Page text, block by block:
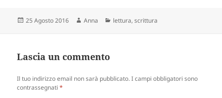
Scritto
25 Agosto 2016 Autore
Anna Categorie
lettura,scrittura
Lascia un commento
Il tuo indirizzo email non sarà pubblicato. I campi obbligatori sono
contrassegnati*